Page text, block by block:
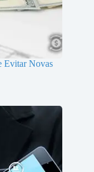
Evitar Novas